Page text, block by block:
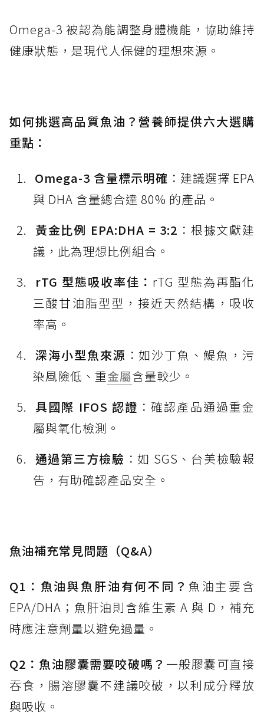
Omega-3 被認為能調整身體機能，協助維持
健康狀態，是現代人保健的理想來源。
如何挑選高品質魚油？營養師提供六大選購
重點：
Omega-3 含量標示明確 ：建議選擇 EPA
與 DHA 含量總合達 80% 的產品。
黃金比例 EPA:DHA = 3:2 ：根據文獻建
議，此為理想比例組合。
rTG 型態吸收率佳： rTG 型態為再酯化
三酸甘油脂型型，接近天然結構，吸收
率高。
深海小型魚來源 ：如沙丁魚、鯷魚，污
染風險低、重金屬含量較少。
具國際 IFOS 認證 ：確認產品通過重金
屬與氧化檢測。
通過第三方檢驗 ：如 SGS、台美檢驗報
告，有助確認產品安全。
魚油補充常見問題（Q&A）
Q1：魚油與魚肝油有何不同？ 魚油主要含
EPA/DHA；魚肝油則含維生素 A 與 D，補充
時應注意劑量以避免過量。
Q2：魚油膠囊需要咬破嗎？ 一般膠囊可直接
吞食，腸溶膠囊不建議咬破，以利成分釋放
與吸收。